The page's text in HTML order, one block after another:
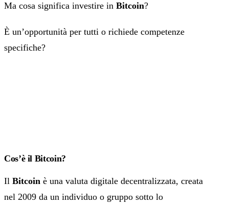
Ma cosa significa investire in Bitcoin?
È un’opportunità per tutti o richiede competenze
specifiche?
Cos’è il Bitcoin?
Il Bitcoin è una valuta digitale decentralizzata, creata
nel 2009 da un individuo o gruppo sotto lo